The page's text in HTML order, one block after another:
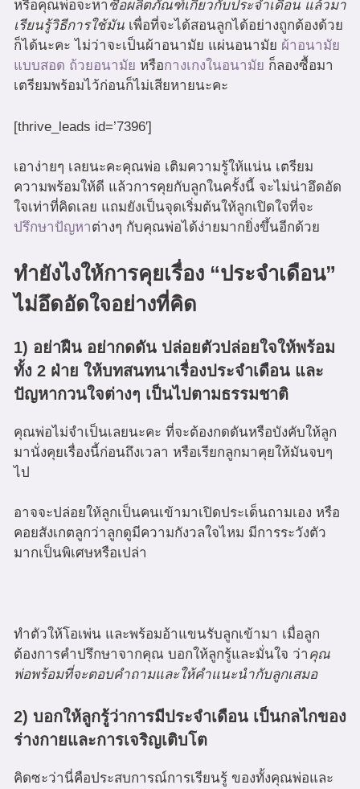
หรือคุณพ่อจะหา ซื้อผลิตภัณฑ์เกี่ยวกับประจำเดือน แล้วมา
เรียนรู้วิธีการใช้มัน เพื่อที่จะได้สอนลูกได้อย่างถูกต้องด้วย
ก็ได้นะคะ ไม่ว่าจะเป็นผ้าอนามัย แผ่นอนามัย ผ้าอนามัย
แบบสอด ถ้วยอนามัย หรือกางเกงในอนามัย ก็ลองซื้อมา
เตรียมพร้อมไว้ก่อนก็ไม่เสียหายนะคะ
[thrive_leads id=’7396′]
เอาง่ายๆ เลยนะคะคุณพ่อ เติมความรู้ให้แน่น เตรียม
ความพร้อมให้ดี แล้วการคุยกับลูกในครั้งนี้ จะไม่น่าอึดอัด
ใจเท่าที่คิดเลย แถมยังเป็นจุดเริ่มต้นให้ลูกเปิดใจที่จะ
ปรึกษาปัญหาต่างๆ กับคุณพ่อได้ง่ายมากยิ่งขึ้นอีกด้วย
ทำยังไงให้การคุยเรื่อง “ประจำเดือน”
ไม่อึดอัดใจอย่างที่คิด
1) อย่าฝืน อย่ากดดัน ปล่อยตัวปล่อยใจให้พร้อม
ทั้ง 2 ฝ่าย ให้บทสนทนาเรื่องประจำเดือน และ
ปัญหากวนใจต่างๆ เป็นไปตามธรรมชาติ
คุณพ่อไม่จำเป็นเลยนะคะ ที่จะต้องกดดันหรือบังคับให้ลูก
มานั่งคุยเรื่องนี้ก่อนถึงเวลา หรือเรียกลูกมาคุยให้มันจบๆ
ไป
อาจจะปล่อยให้ลูกเป็นคนเข้ามาเปิดประเด็นถามเอง หรือ
คอยสังเกตลูกว่าลูกดูมีความกังวลใจไหม มีการระวังตัว
มากเป็นพิเศษหรือเปล่า
ทำตัวให้โอเพ่น และพร้อมอ้าแขนรับลูกเข้ามา เมื่อลูก
ต้องการคำปรึกษาจากคุณ บอกให้ลูกรู้และมั่นใจ ว่า คุณ
พ่อพร้อมที่จะตอบคำถามและให้คำแนะนำกับลูกเสมอ
2) บอกให้ลูกรู้ว่าการมีประจำเดือน เป็นกลไกของ
ร่างกายและการเจริญเติบโต
คิดซะว่านี่คือประสบการณ์การเรียนรู้ ของทั้งคุณพ่อและ